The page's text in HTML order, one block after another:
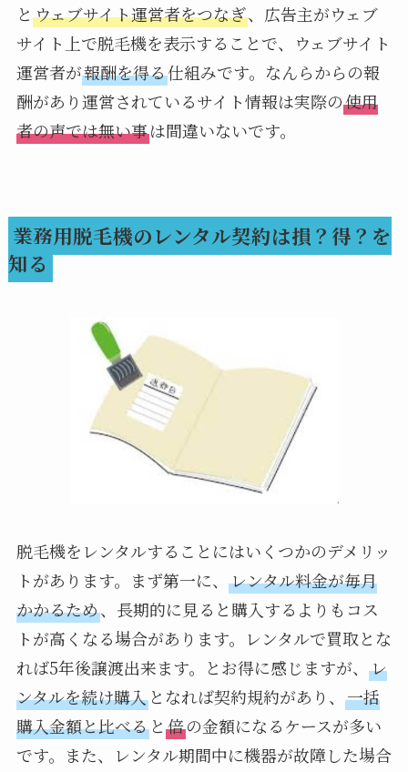
と ウェブサイト運営者をつなぎ、広告主がウェブ
サイト上で脱毛機を表示することで、ウェブサイト
運営者が報酬を得る仕組みです。なんらからの報
酬があり運営されているサイト情報は実際の使用
者の声では無い事は間違いないです。
業務用脱毛機のレンタル契約は損？得？を
知る
脱毛機をレンタルすることにはいくつかのデメリッ
トがあります。まず第一に、 レンタル料金が毎月
かかるため、長期的に見ると購入するよりもコス
トが高くなる場合があります。レンタルで買取とな
れば5年後譲渡出来ます。とお得に感じますが、 レ
ンタルを続け購入となれば契約規約があり、 一括
購入金額と比べると 倍の金額になるケースが多い
です。また、レンタル期間中に機器が故障した場合